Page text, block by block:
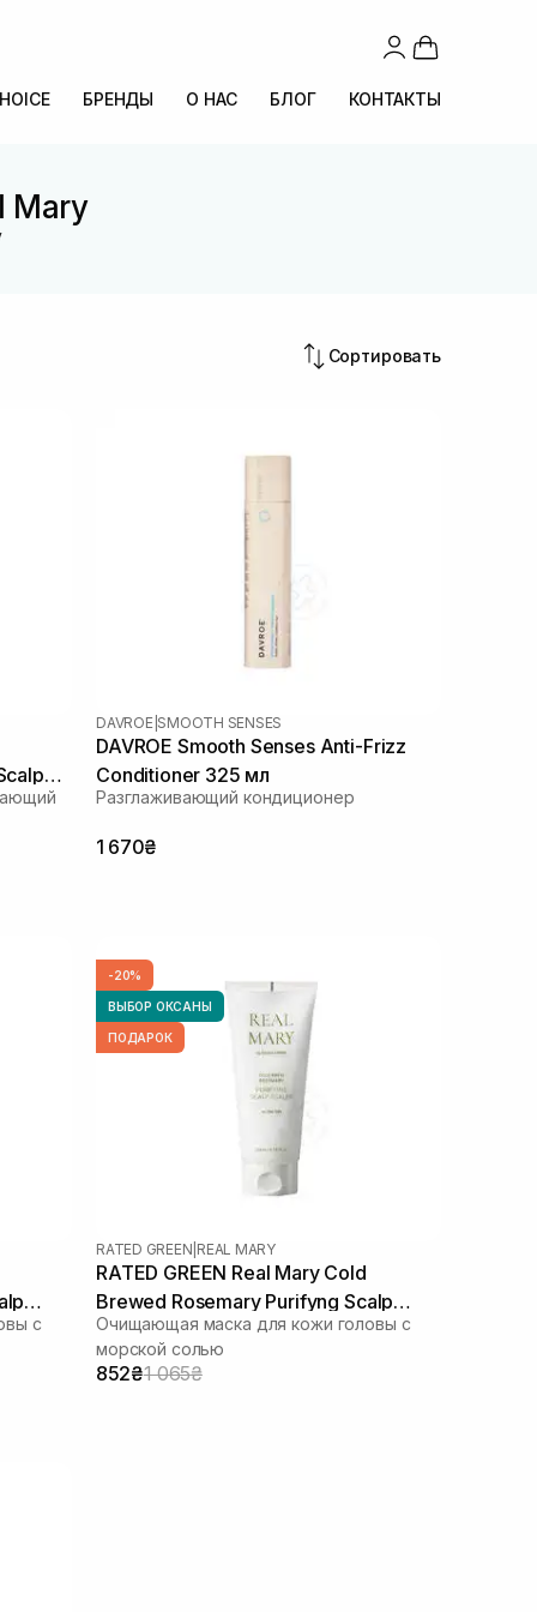
БРЕНДЫ О НАС БЛОГ КОНТАКТЫ
Mary
Сортировать
DAVROE SMOOTH SENSES
DAVROE Smooth Senses Anti-Frizz
Conditioner 325 мл
Разглаживающий кондиционер
1 670₴
с
-20%
ВЫБОР ОКСАНЫ
ПОДАРОК
RATED GREEN REAL MARY
RATED GREEN Real Mary Cold
Brewed Rosemary Purifyng Scalp
Scaler 200 мл
Очищающая маска для кожи головы с
морской солью
852₴1 065₴